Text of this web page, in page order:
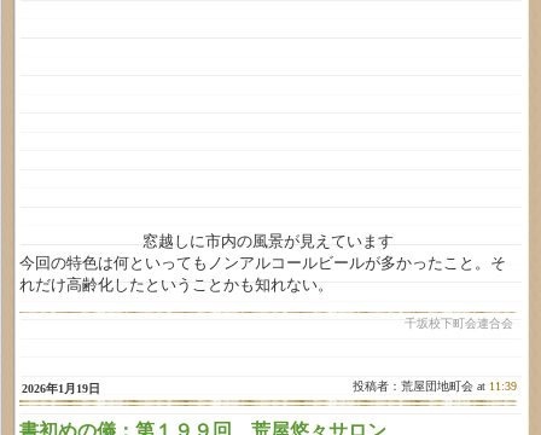
窓越しに市内の風景が見えています
今回の特色は何といってもノンアルコールビールが多かったこと。そ
れだけ高齢化したということかも知れない。
千坂校下町会連合会
2026年1月19日 投稿者：荒屋団地町会 at 11:39
書初めの儀：第１９９回 荒屋悠々サロン